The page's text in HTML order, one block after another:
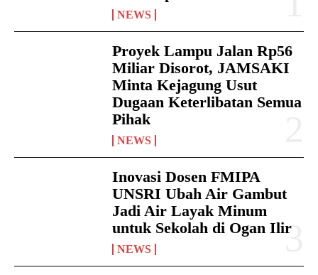
NEWS
Proyek Lampu Jalan Rp56
Miliar Disorot, JAMSAKI
Minta Kejagung Usut
Dugaan Keterlibatan Semua
Pihak
NEWS
Inovasi Dosen FMIPA
UNSRI Ubah Air Gambut
Jadi Air Layak Minum
untuk Sekolah di Ogan Ilir
NEWS